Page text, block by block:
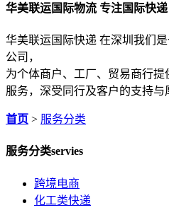
华美联运国际物流 专注国际快递
华美联运国际快递 在深圳我们
公司，
为个体商户、工厂、贸易商行
服务，深受同行及客户的支持与
首页 > 服务分类
服务分类servies
跨境电商
化工类快递